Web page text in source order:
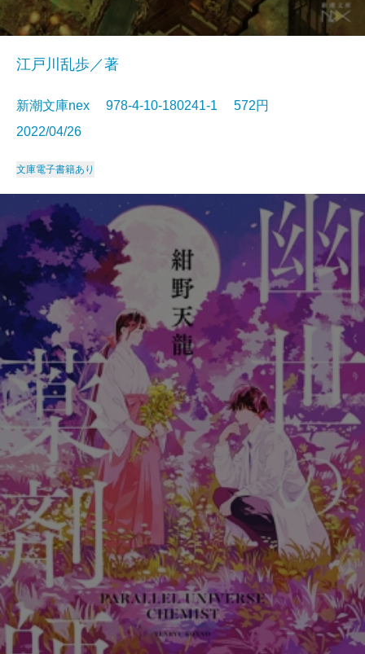
江戸川乱歩／著
新潮文庫nex 978-4-10-180241-1 572円
2022/04/26
文庫電子書籍あり